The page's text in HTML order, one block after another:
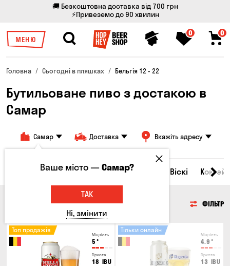
🚚 Безкоштовна доставка від 700 грн
⚡Привеземо до 90 хвилин
МЕНЮ
0 0
Головна Сьогодні в пляшках Бельгія 12 - 22
Бутильоване пиво з достакою в
Самар
Самар Доставка Вкажіть адресу
Всі товари Пиво Сидр Віскі
ФІЛЬТР
Міцність
5 °
Гіркота
18 IBU
Топ продажів
Міцність
4.9 °
Гіркота
13 IBU
Тільки онлайн
Ваше місто —Самар?
ТАК
Ні, змінити